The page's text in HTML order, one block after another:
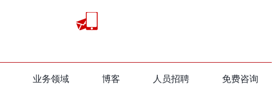
业务领域 ​博客 人员招聘 免费咨询